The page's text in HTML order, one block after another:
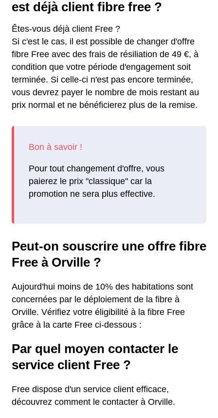
est déjà client fibre free ?
Êtes-vous déjà client Free ?
Si c'est le cas, il est possible de changer d'offre
fibre Free avec des frais de résiliation de 49 €, à
condition que votre période d'engagement soit
terminée. Si celle-ci n'est pas encore terminée,
vous devrez payer le nombre de mois restant au
prix normal et ne bénéficierez plus de la remise.
Pour tout changement d'offre, vous
paierez le prix "classique" car la
promotion ne sera plus effective.
Peut-on souscrire une offre fibre
Free à Orville ?
Aujourd'hui moins de 10% des habitations sont
concernées par le déploiement de la fibre à
Orville. Vérifiez votre éligibilité à la fibre Free
grâce à la carte Free ci-dessous :
Par quel moyen contacter le
service client Free ?
Free dispose d'un service client efficace,
découvrez comment le contacter à Orville.